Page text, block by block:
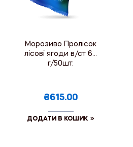
Морозиво Пролісок
лісові ягоди в/ст 60
г/50шт.
₴615.00
ДОДАТИ В КОШИК